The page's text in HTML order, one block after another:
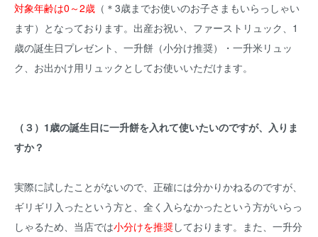
対象年齢は0～2歳 （＊3歳までお使いのお子さまもいらっしゃい
ます）となっております。出産お祝い、ファーストリュック、1
歳の誕生日プレゼント、一升餅（小分け推奨）・一升米リュッ
ク、お出かけ用リュックとしてお使いいただけます。
（３）1歳の誕生日に一升餅を入れて使いたいのですが、入りま
すか？
実際に試したことがないので、正確には分かりかねるのですが、
ギリギリ入ったという方と、全く入らなかったという方がいらっ
しゃるため、当店では小分けを推奨しております。また、一升分